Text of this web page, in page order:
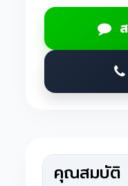
คุณสมบัติ